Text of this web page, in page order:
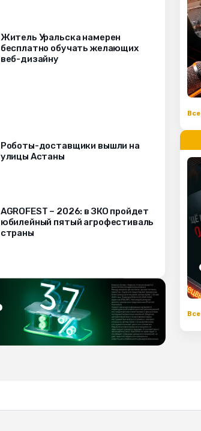
Житель Уральска намерен
бесплатно обучать желающих
веб-дизайну
Роботы-доставщики вышли на
улицы Астаны
AGROFEST – 2026: в ЗКО пройдет
юбилейный пятый агрофестиваль
страны